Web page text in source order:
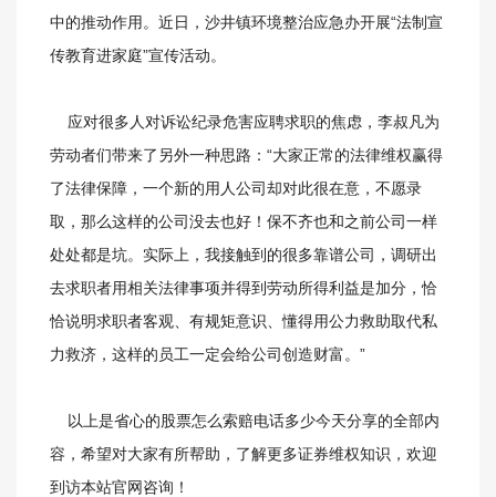
中的推动作用。近日，沙井镇环境整治应急办开展“法制宣
传教育进家庭”宣传活动。
应对很多人对诉讼纪录危害应聘求职的焦虑，李叔凡为
劳动者们带来了另外一种思路：“大家正常的法律维权赢得
了法律保障，一个新的用人公司却对此很在意，不愿录
取，那么这样的公司没去也好！保不齐也和之前公司一样
处处都是坑。实际上，我接触到的很多靠谱公司，调研出
去求职者用相关法律事项并得到劳动所得利益是加分，恰
恰说明求职者客观、有规矩意识、懂得用公力救助取代私
力救济，这样的员工一定会给公司创造财富。”
以上是省心的股票怎么索赔电话多少今天分享的全部内
容，希望对大家有所帮助，了解更多证券维权知识，欢迎
到访本站官网咨询！